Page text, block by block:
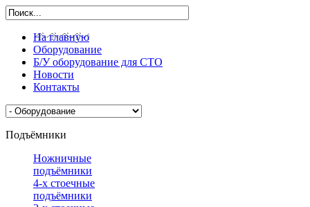
На главную
Оборудование
Б/У оборудование для СТО
Новости
Контакты
Подъёмники
Ножничные
подъёмники
4-х стоечные
подъёмники